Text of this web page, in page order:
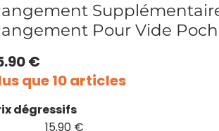
Pour Vide
€
que 10 articles
dégressifs
15.90 €